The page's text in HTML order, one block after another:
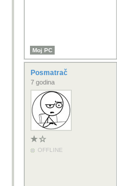
Moj PC
Posmatrač
7 godina
OFFLINE